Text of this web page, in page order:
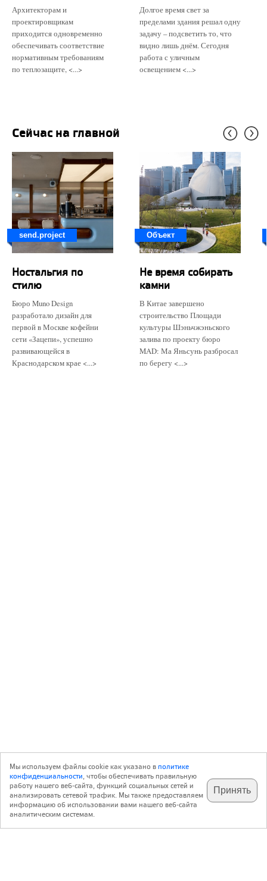
Архитекторам и
проектировщикам
приходится одновременно
обеспечивать соответствие
нормативным требованиям
по теплозащите, <...>
Долгое время свет за
пределами здания решал одну
задачу – подсветить то, что
видно лишь днём. Сегодня
работа с уличным
освещением <...>
Сейчас на главной
send.project
Ностальгия по
стилю
Бюро Muno Design
разработало дизайн для
первой в Москве кофейни
сети «Зацепи», успешно
развивающейся в
Краснодарском крае <...>
Объект
Не время собирать
камни
В Китае завершено
строительство Площади
культуры Шэньчжэньского
залива по проекту бюро
MAD: Ма Яньсунь разбросал
по берегу <...>
подпишитесь на наш
телеграм @archi_ru
✕
с 20 июля 1999 г.
Мы используем файлы cookie как указано вполитике
конфиденциальности, чтобы обеспечивать правильную
работу нашего веб-сайта, функций социальных сетей и
анализировать сетевой трафик. Мы также предоставляем
информацию об использовании вами нашего веб-сайта
аналитическим системам.
Принять